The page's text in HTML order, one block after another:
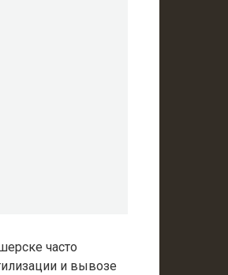
часто
и вывозе